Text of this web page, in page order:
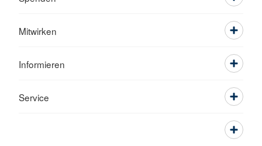
Mitwirken
Informieren
Service